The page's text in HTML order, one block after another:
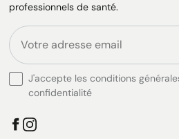
professionnels de santé.
J'accepte les conditions
confidentialité